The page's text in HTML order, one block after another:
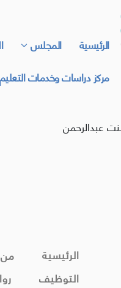
الرئيسية المجلس
مركز دراسات وخدمات
عبدالرحمن
الرئيسية
التوظيف